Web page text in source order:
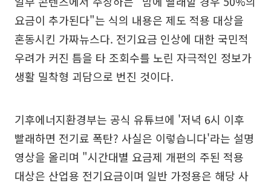
요금이 추가된다"는 식의 내용은 제도 적용 대상을
혼동시킨 가짜뉴스다. 전기요금 인상에 대한 국민적
우려가 커진 틈을 타 조회수를 노린 자극적인 정보가
생활 밀착형 괴담으로 번진 것이다.
기후에너지환경부는 공식 유튜브에 '저녁 6시 이후
빨래하면 전기료 폭탄? 사실은 이렇습니다'라는 설명
영상을 올리며 "시간대별 요금제 개편의 주된 적용
대상은 산업용 전기요금이며 일반 가정용은 해당 사